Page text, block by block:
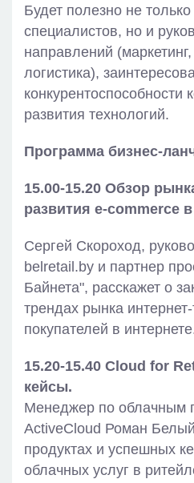
Будет полезно не
специалистов, но и
направлений
логистика),
конкурентоспособности
развития технологий.
Программа бизнес-
15.00-15.20 Обзор
развития e-commerce
Сергей Скороход,
belretail.by и партнер
Байнета", расскажет о
трендах рынка
покупателей в
15.20-15.40 Cloud for
кейсы.
Менеджер по облачным
ActiveCloud Роман
продуктах и успешных
облачных услуг в